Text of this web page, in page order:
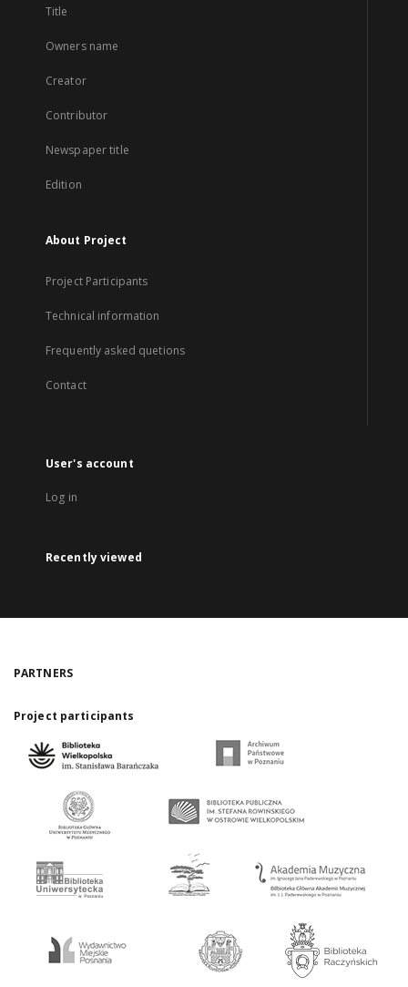
Title
Owners name
Creator
Contributor
Newspaper title
Edition
About Project
Project Participants
Technical information
Frequently asked quetions
Contact
User's account
Log in
Recently viewed
PARTNERS
Project participants